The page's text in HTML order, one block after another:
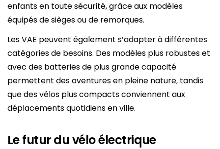
enfants en toute sécurité, grâce aux modèles
équipés de sièges ou de remorques.
Les VAE peuvent également s’adapter à différentes
catégories de besoins. Des modèles plus robustes et
avec des batteries de plus grande capacité
permettent des aventures en pleine nature, tandis
que des vélos plus compacts conviennent aux
déplacements quotidiens en ville.
Le futur du vélo électrique